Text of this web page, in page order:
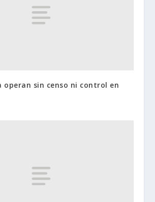
operan sin censo ni control en